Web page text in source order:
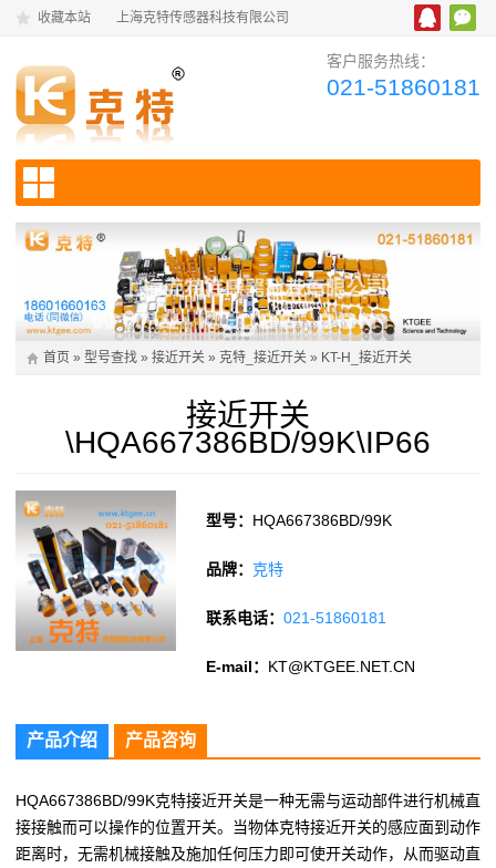
收藏本站 上海克特传感器科技有限公司
客户服务热线：
021-51860181
首页 » 型号查找 » 接近开关 » 克特_接近开关 » KT-H_接近开关
接近开关
\HQA667386BD/99K\IP66
型号： HQA667386BD/99K
品牌： 克特
联系电话：021-51860181
E-mail： KT@KTGEE.NET.CN
产品介绍 产品咨询
HQA667386BD/99K克特接近开关是一种无需与运动部件进行机械直
接接触而可以操作的位置开关。当物体克特接近开关的感应面到动作
距离时，无需机械接触及施加任何压力即可使开关动作，从而驱动直